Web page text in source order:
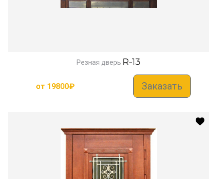
Резная дверь R-13
от 19800₽ Заказать